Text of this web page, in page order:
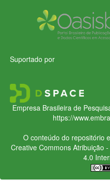
Suportado por
Empresa Brasileira de
https://
O conteúdo do repositório
Creative CommonsAtribuição -
4.0